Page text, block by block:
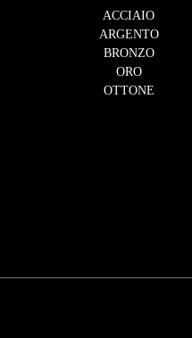
ACCIAIO
ARGENTO
BRONZO
ORO
OTTONE